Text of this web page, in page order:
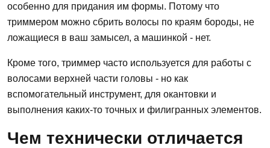
особенно для придания им формы. Потому что
триммером можно сбрить волосы по краям бороды, не
ложащиеся в ваш замысел, а машинкой - нет.
Кроме того, триммер часто используется для работы с
волосами верхней части головы - но как
вспомогательный инструмент, для окантовки и
выполнения каких-то точных и филигранных элементов.
Чем технически отличается